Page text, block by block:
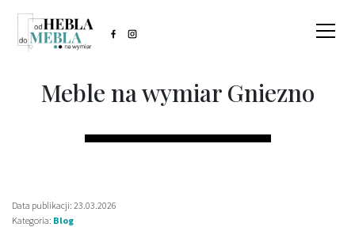
Meble na wymiar Gniezno
Data publikacji: 23.03.2026
Kategoria: Blog